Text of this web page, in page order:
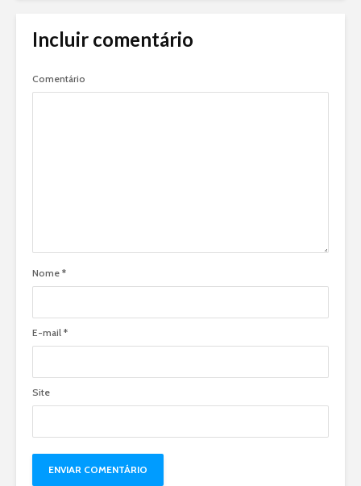
Incluir comentário
Comentário
Nome *
E-mail *
Site